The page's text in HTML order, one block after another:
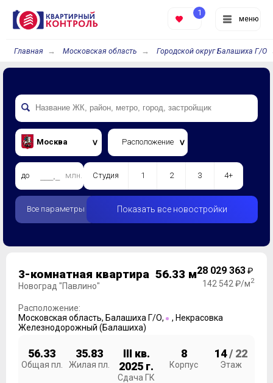
меню
1
Главная Московская область Городской округ Балашиха Г/О
Москва Расположение
до млн. Студия 1 2 3 4+
Все параметры Показать все новостройки
3-комнатная квартира 56.33 м2
Новоград "Павлино"
8 029 363₽
142 542 ₽/м2
Расположение:
Московская область, Балашиха Г/О, Некрасовка
,
Железнодорожный (Балашиха)
56.33
Общая пл.
35.83
Жилая пл.
III кв.
2025 г.
Сдача ГК
8
Корпус
14/ 22
Этаж